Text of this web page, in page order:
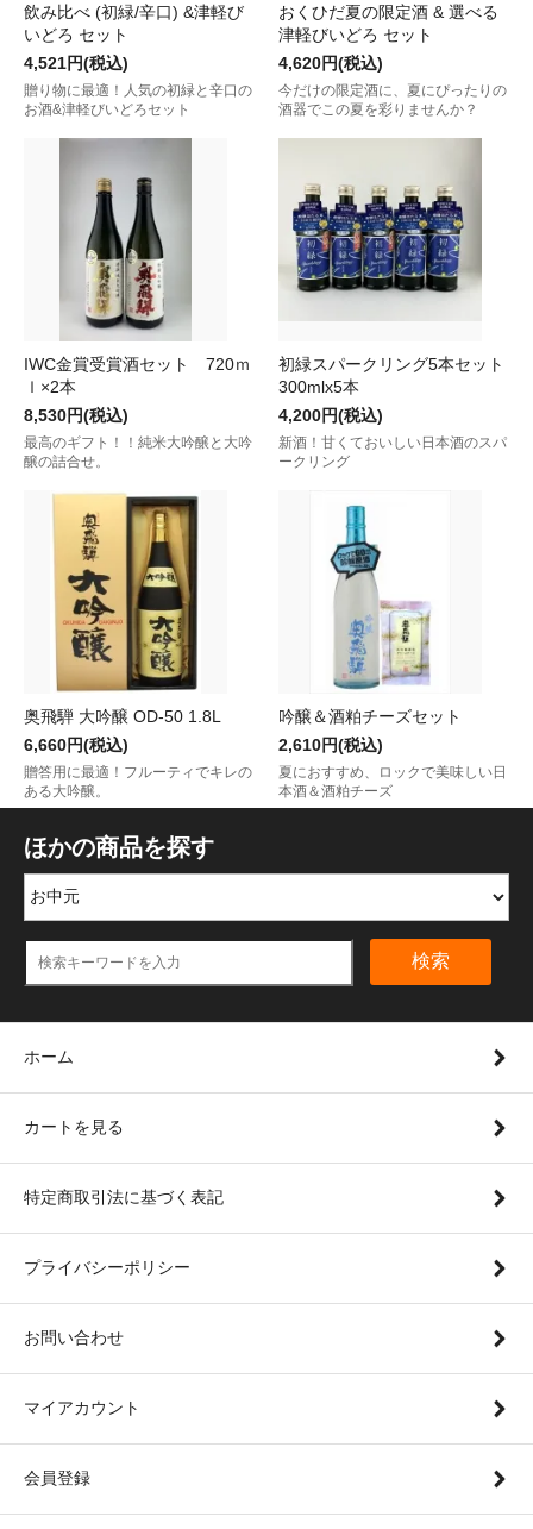
飲み比べ (初緑/辛口) &津軽び
いどろ セット
4,521円(税込)
贈り物に最適！人気の初緑と辛口の
お酒&津軽びいどろセット
おくひだ夏の限定酒 & 選べる
津軽びいどろ セット
4,620円(税込)
今だけの限定酒に、夏にぴったりの
酒器でこの夏を彩りませんか？
IWC金賞受賞酒セット 720ｍ
ｌ×2本
8,530円(税込)
最高のギフト！！純米大吟醸と大吟
醸の詰合せ。
初緑スパークリング5本セット
300mlx5本
4,200円(税込)
新酒！甘くておいしい日本酒のスパ
ークリング
奥飛騨 大吟醸 OD-50 1.8L
6,660円(税込)
贈答用に最適！フルーティでキレの
ある大吟醸。
吟醸＆酒粕チーズセット
2,610円(税込)
夏におすすめ、ロックで美味しい日
本酒＆酒粕チーズ
ほかの商品を探す
検索
ホーム
カートを見る
特定商取引法に基づく表記
プライバシーポリシー
お問い合わせ
マイアカウント
会員登録